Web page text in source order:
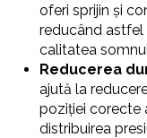
oferi sprijin și
reducând astfel
calitatea
Reducerea
ajută la
poziției corecte
distribuirea